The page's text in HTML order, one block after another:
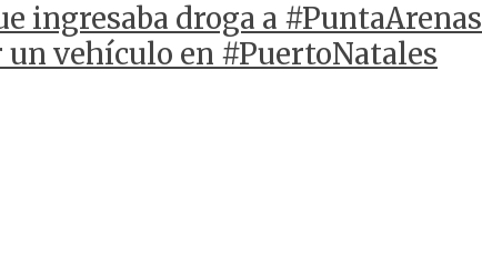
ingresaba droga a #PuntaArenas
vehículo en #PuertoNatales